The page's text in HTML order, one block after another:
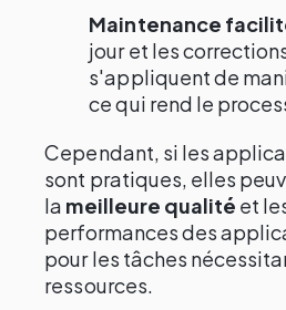
Maintenance
jour et les
s'appliquent de
ce qui rend le
Cependant, si les
sont pratiques, elles
la meilleure qualité et
performances des
pour les tâches
ressources.